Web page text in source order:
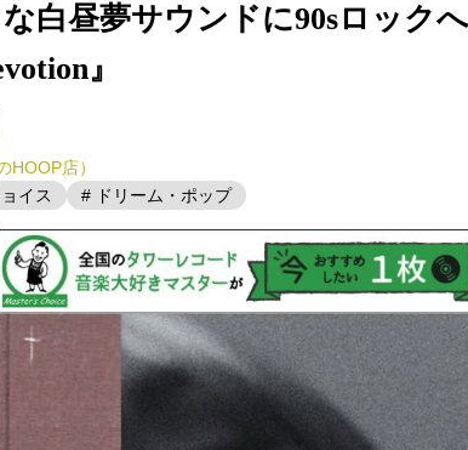
白昼夢サウンドに90sロック
』
HOOP店）
イス # ドリーム・ポップ